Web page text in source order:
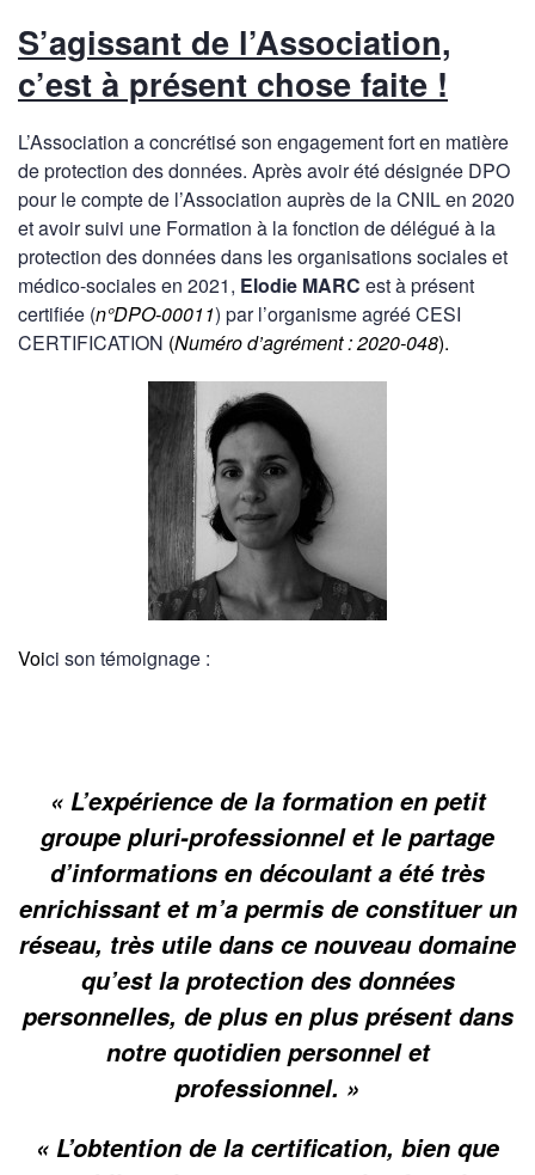
S’agissant de l’Association,
c’est à présent chose faite !
L’Association a concrétisé son engagement fort en matière
de protection des données. Après avoir été désignée DPO
pour le compte de l’Association auprès de la CNIL en 2020
et avoir suivi une Formation à la fonction de délégué à la
protection des données dans les organisations sociales et
médico-sociales en 2021, Elodie MARC est à présent
certifiée (n°DPO-00011) par l’organisme agréé CESI
CERTIFICATION (Numéro d’agrément : 2020-048).
Voici son témoignage :
« L’expérience de la formation en petit
groupe pluri-professionnel et le partage
d’informations en découlant a été très
enrichissant et m’a permis de constituer un
réseau, très utile dans ce nouveau domaine
qu’est la protection des données
personnelles, de plus en plus présent dans
notre quotidien personnel et
professionnel. »
« L’obtention de la certification, bien que